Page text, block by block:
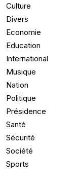
Culture
Divers
Economie
Education
International
Musique
Nation
Politique
Présidence
Santé
Sécurité
Société
Sports